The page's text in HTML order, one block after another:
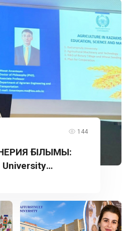
144
ҒЫЛЫМЫ: